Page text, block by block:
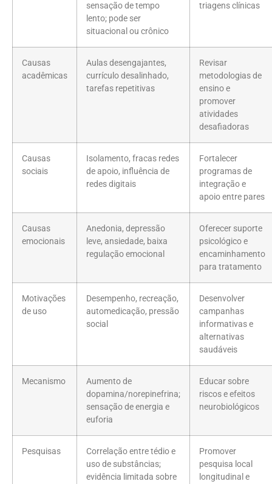
sensação de tempo
lento; pode ser
situacional ou crônico
triagens clínicas
Causas
acadêmicas
Aulas desengajantes,
currículo desalinhado,
tarefas repetitivas
Revisar
metodologias de
ensino e
promover
atividades
desafiadoras
Causas
sociais
Isolamento, fracas redes
de apoio, influência de
redes digitais
Fortalecer
programas de
integração e
apoio entre pares
Causas
emocionais
Anedonia, depressão
leve, ansiedade, baixa
regulação emocional
Oferecer suporte
psicológico e
encaminhamento
para tratamento
Motivações
de uso
Desempenho, recreação,
automedicação, pressão
social
Desenvolver
campanhas
informativas e
alternativas
saudáveis
Mecanismo
Aumento de
dopamina/norepinefrina;
sensação de energia e
euforia
Educar sobre
riscos e efeitos
neurobiológicos
Pesquisas
Correlação entre tédio e
uso de substâncias;
evidência limitada sobre
Promover
pesquisa local
longitudinal e